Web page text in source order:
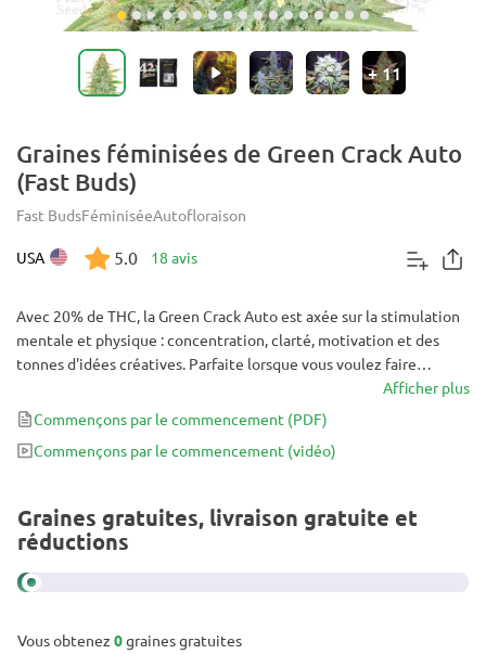
+11
Graines féminisées de Green Crack Auto
(Fast Buds)
Fast BudsFéminiséeAutofloraison
USA 5.0 18 avis
Avec 20% de THC, la Green Crack Auto est axée sur la stimulation
mentale et physique : concentration, clarté, motivation et des
tonnes d'idées créatives. Parfaite lorsque vous voulez faire
avancer les choses et ensuite vous détendre tout simplement, car
l'énergie Sativa initiale laisse progressivement place à une
relaxation profonde. C'est la meilleure variété pour commencer
votre séance de fumette quotidienne ou pour obtenir la dernière
Afficher plus
Commençons par le commencement (PDF)
Commençons par le commencement (vidéo)
Graines gratuites, livraison gratuite et
réductions
Vous obtenez 0graines gratuites